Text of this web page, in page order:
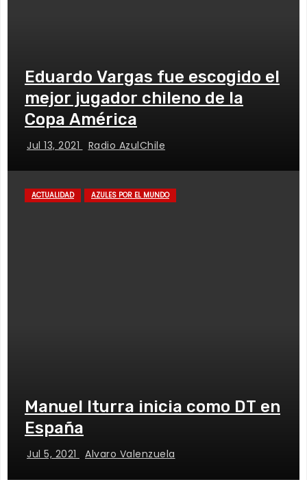
Eduardo Vargas fue escogido el
mejor jugador chileno de la
Copa América
Jul 13, 2021 Radio AzulChile
ACTUALIDAD AZULES POR EL MUNDO
Manuel Iturra inicia como DT en
España
Jul 5, 2021 Alvaro Valenzuela